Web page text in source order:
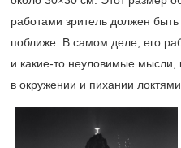
работами зритель должен
поближе. В самом деле, его
и какие-то неуловимые
в окружении и пихании